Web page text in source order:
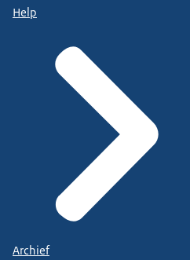
Help
Archief